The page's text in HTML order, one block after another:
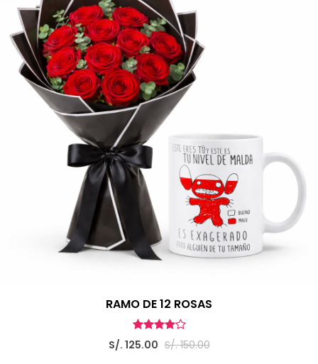
RAMO DE 12 ROSAS
S/. 125.00 S/. 150.00